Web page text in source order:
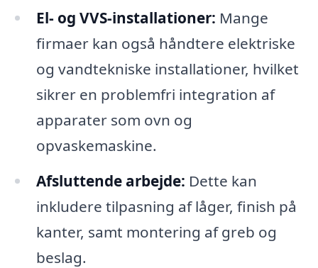
El- og VVS-installationer: Mange
firmaer kan også håndtere elektriske
og vandtekniske installationer, hvilket
sikrer en problemfri integration af
apparater som ovn og
opvaskemaskine.
Afsluttende arbejde: Dette kan
inkludere tilpasning af låger, finish på
kanter, samt montering af greb og
beslag.